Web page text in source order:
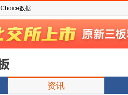
Choice数据
资讯